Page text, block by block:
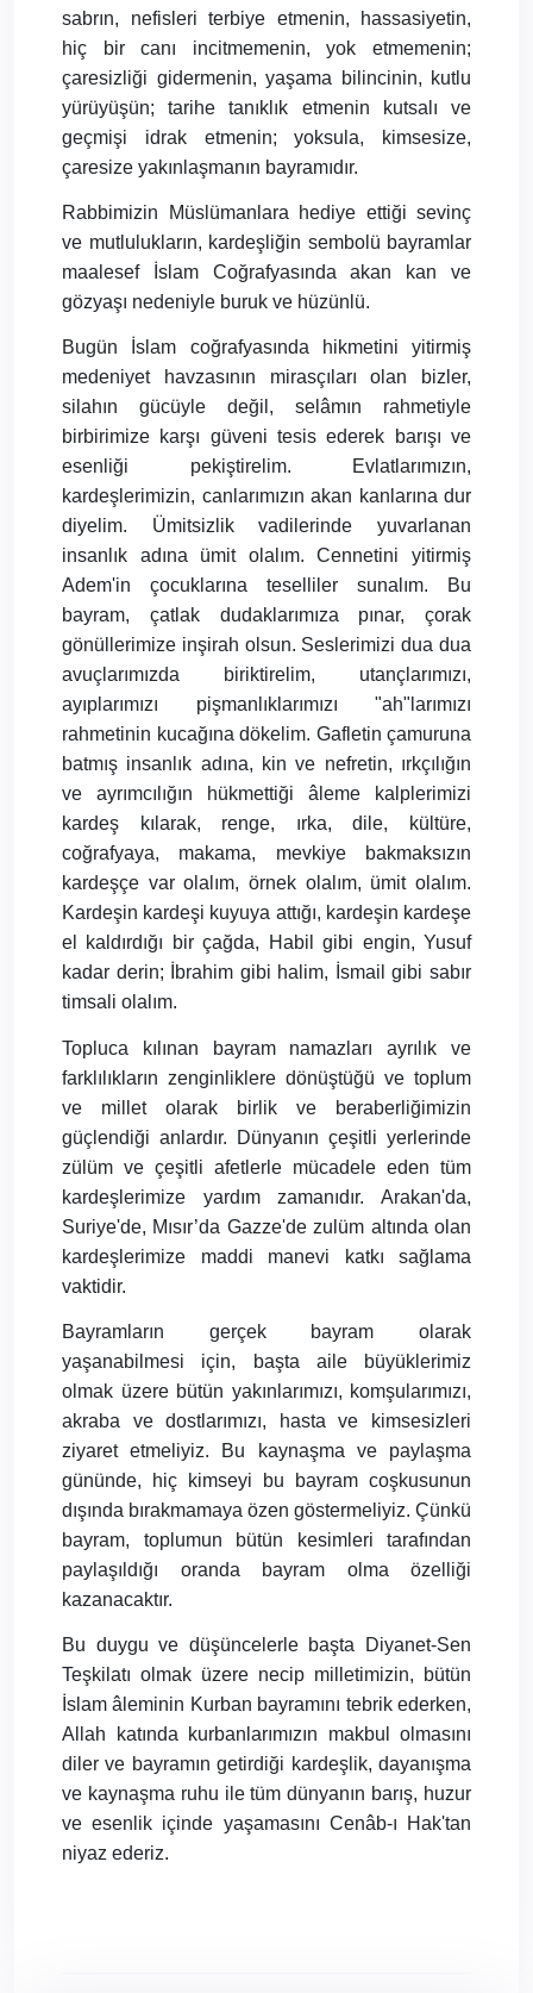
sabrın, nefisleri terbiye etmenin, hassasiyetin,
hiç bir canı incitmemenin, yok etmemenin;
çaresizliği gidermenin, yaşama bilincinin, kutlu
yürüyüşün; tarihe tanıklık etmenin kutsalı ve
geçmişi idrak etmenin; yoksula, kimsesize,
çaresize yakınlaşmanın bayramıdır.
Rabbimizin Müslümanlara hediye ettiği sevinç
ve mutlulukların, kardeşliğin sembolü bayramlar
maalesef İslam Coğrafyasında akan kan ve
gözyaşı nedeniyle buruk ve hüzünlü.
Bugün İslam coğrafyasında hikmetini yitirmiş
medeniyet havzasının mirasçıları olan bizler,
silahın gücüyle değil, selâmın rahmetiyle
birbirimize karşı güveni tesis ederek barışı ve
esenliği pekiştirelim. Evlatlarımızın,
kardeşlerimizin, canlarımızın akan kanlarına dur
diyelim. Ümitsizlik vadilerinde yuvarlanan
insanlık adına ümit olalım. Cennetini yitirmiş
Adem'in çocuklarına teselliler sunalım. Bu
bayram, çatlak dudaklarımıza pınar, çorak
gönüllerimize inşirah olsun. Seslerimizi dua dua
avuçlarımızda biriktirelim, utançlarımızı,
ayıplarımızı pişmanlıklarımızı "ah"larımızı
rahmetinin kucağına dökelim. Gafletin çamuruna
batmış insanlık adına, kin ve nefretin, ırkçılığın
ve ayrımcılığın hükmettiği âleme kalplerimizi
kardeş kılarak, renge, ırka, dile, kültüre,
coğrafyaya, makama, mevkiye bakmaksızın
kardeşçe var olalım, örnek olalım, ümit olalım.
Kardeşin kardeşi kuyuya attığı, kardeşin kardeşe
el kaldırdığı bir çağda, Habil gibi engin, Yusuf
kadar derin; İbrahim gibi halim, İsmail gibi sabır
timsali olalım.
Topluca kılınan bayram namazları ayrılık ve
farklılıkların zenginliklere dönüştüğü ve toplum
ve millet olarak birlik ve beraberliğimizin
güçlendiği anlardır. Dünyanın çeşitli yerlerinde
zülüm ve çeşitli afetlerle mücadele eden tüm
kardeşlerimize yardım zamanıdır. Arakan'da,
Suriye'de, Mısır’da Gazze'de zulüm altında olan
kardeşlerimize maddi manevi katkı sağlama
vaktidir.
Bayramların gerçek bayram olarak
yaşanabilmesi için, başta aile büyüklerimiz
olmak üzere bütün yakınlarımızı, komşularımızı,
akraba ve dostlarımızı, hasta ve kimsesizleri
ziyaret etmeliyiz. Bu kaynaşma ve paylaşma
gününde, hiç kimseyi bu bayram coşkusunun
dışında bırakmamaya özen göstermeliyiz. Çünkü
bayram, toplumun bütün kesimleri tarafından
paylaşıldığı oranda bayram olma özelliği
kazanacaktır.
Bu duygu ve düşüncelerle başta Diyanet-Sen
Teşkilatı olmak üzere necip milletimizin, bütün
İslam âleminin Kurban bayramını tebrik ederken,
Allah katında kurbanlarımızın makbul olmasını
diler ve bayramın getirdiği kardeşlik, dayanışma
ve kaynaşma ruhu ile tüm dünyanın barış, huzur
ve esenlik içinde yaşamasını Cenâb-ı Hak'tan
niyaz ederiz.